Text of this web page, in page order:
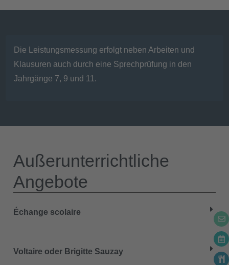
Die Leistungsmessung erfolgt neben Arbeiten und
Klausuren auch durch eine Sprechprüfung in den
Jahrgänge 7, 9 und 11.
Außerunterrichtliche
Angebote
Échange scolaire
Voltaire oder Brigitte Sauzay